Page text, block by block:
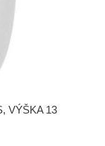
VÝŠKA 13